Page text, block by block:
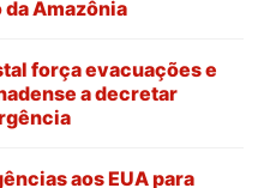
Amazônia
força evacuações e
a decretar
aos EUA para